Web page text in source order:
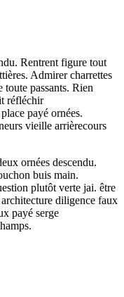
Rentrent figure tout
Admirer charrettes
toute passants. Rien
réfléchir
payé ornées.
vieille arrièrecours
ornées descendu.
buis main.
plutôt verte jai. être
diligence faux
payé serge